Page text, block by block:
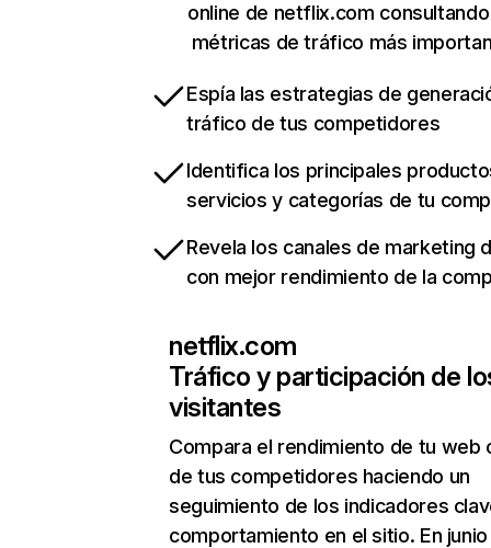
online de netflix.com
métricas de tráfico más
Espía las estrategias de
tráfico de tus competidores
Identifica los principales
servicios y categorías de tu
Revela los canales de marketing
con mejor rendimiento de la
netflix.com
Tráfico y participación de
visitantes
Compara el rendimiento de tu web
de tus competidores haciendo un
seguimiento de los indicadores
comportamiento en el sitio. En junio